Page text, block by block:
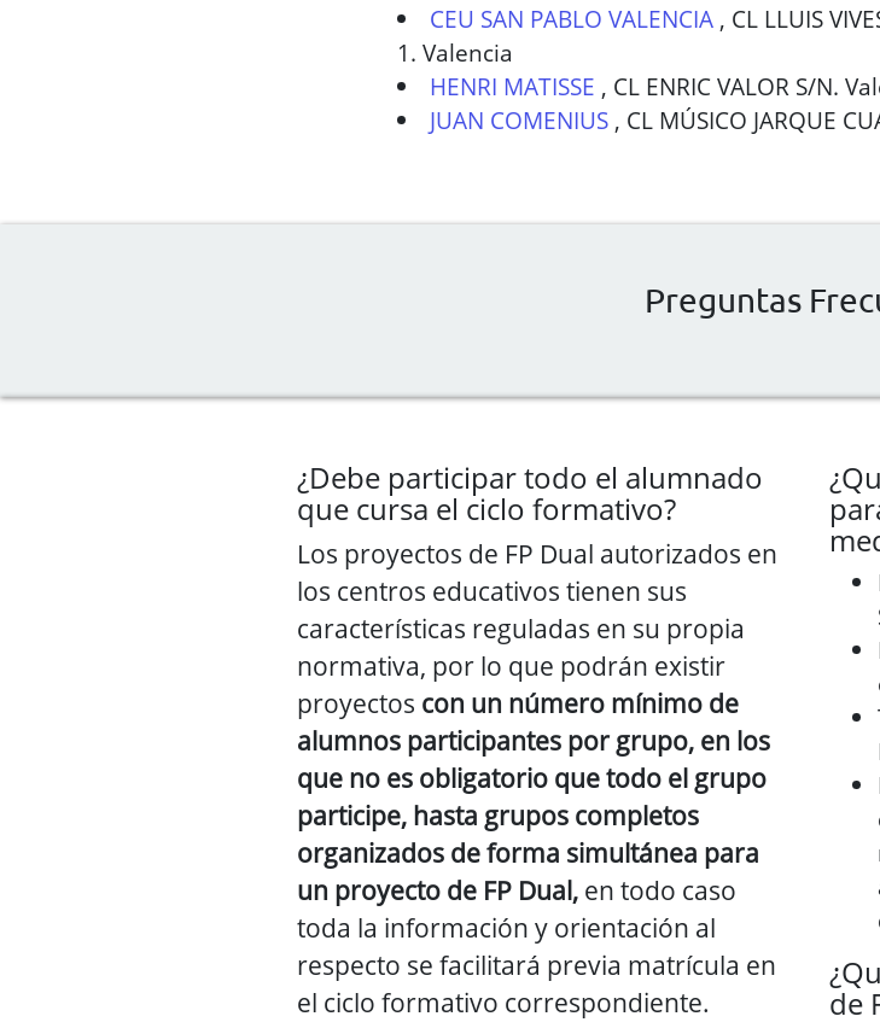
CEU SAN PABLO VALENCIA , CL LLUIS
1. Valencia
HENRI MATISSE , CL ENRIC VALOR S/N.
JUAN COMENIUS , CL MÚSICO JARQUE
Preguntas
¿Debe participar todo el alumnado
que cursa el ciclo formativo?
Los proyectos de FP Dual autorizados en
los centros educativos tienen sus
características reguladas en su propia
normativa, por lo que podrán existir
proyectos con un número mínimo de
alumnos participantes por grupo, en los
que no es obligatorio que todo el grupo
participe, hasta grupos completos
organizados de forma simultánea para
un proyecto de FP Dual, en todo caso
toda la información y orientación al
respecto se facilitará previa matrícula en
el ciclo formativo correspondiente.
de